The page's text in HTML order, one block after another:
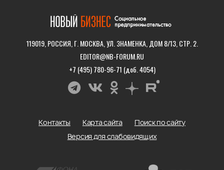
119019, РОССИЯ, Г. МОСКВА, УЛ. ЗНАМЕНКА, ДОМ 8/13, СТР. 2.
EDITOR@NB-FORUM.RU
+7 (495) 780-96-71 (доб. 4054)
Контакты Карта сайта
Поиск по сайту
Версия для слабовидящих